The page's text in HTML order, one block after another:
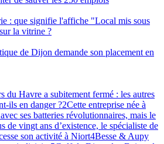
: que signifie l'affiche "Local mis sous
la vitrine ?
de Dijon demande son placement en
du Havre a subitement fermé : les autres
ils en danger ?2Cette entreprise née à
ses batteries révolutionnaires, mais le
de vingt ans d’existence, le spécialiste de
son activité à Niort4Besse & Aupy